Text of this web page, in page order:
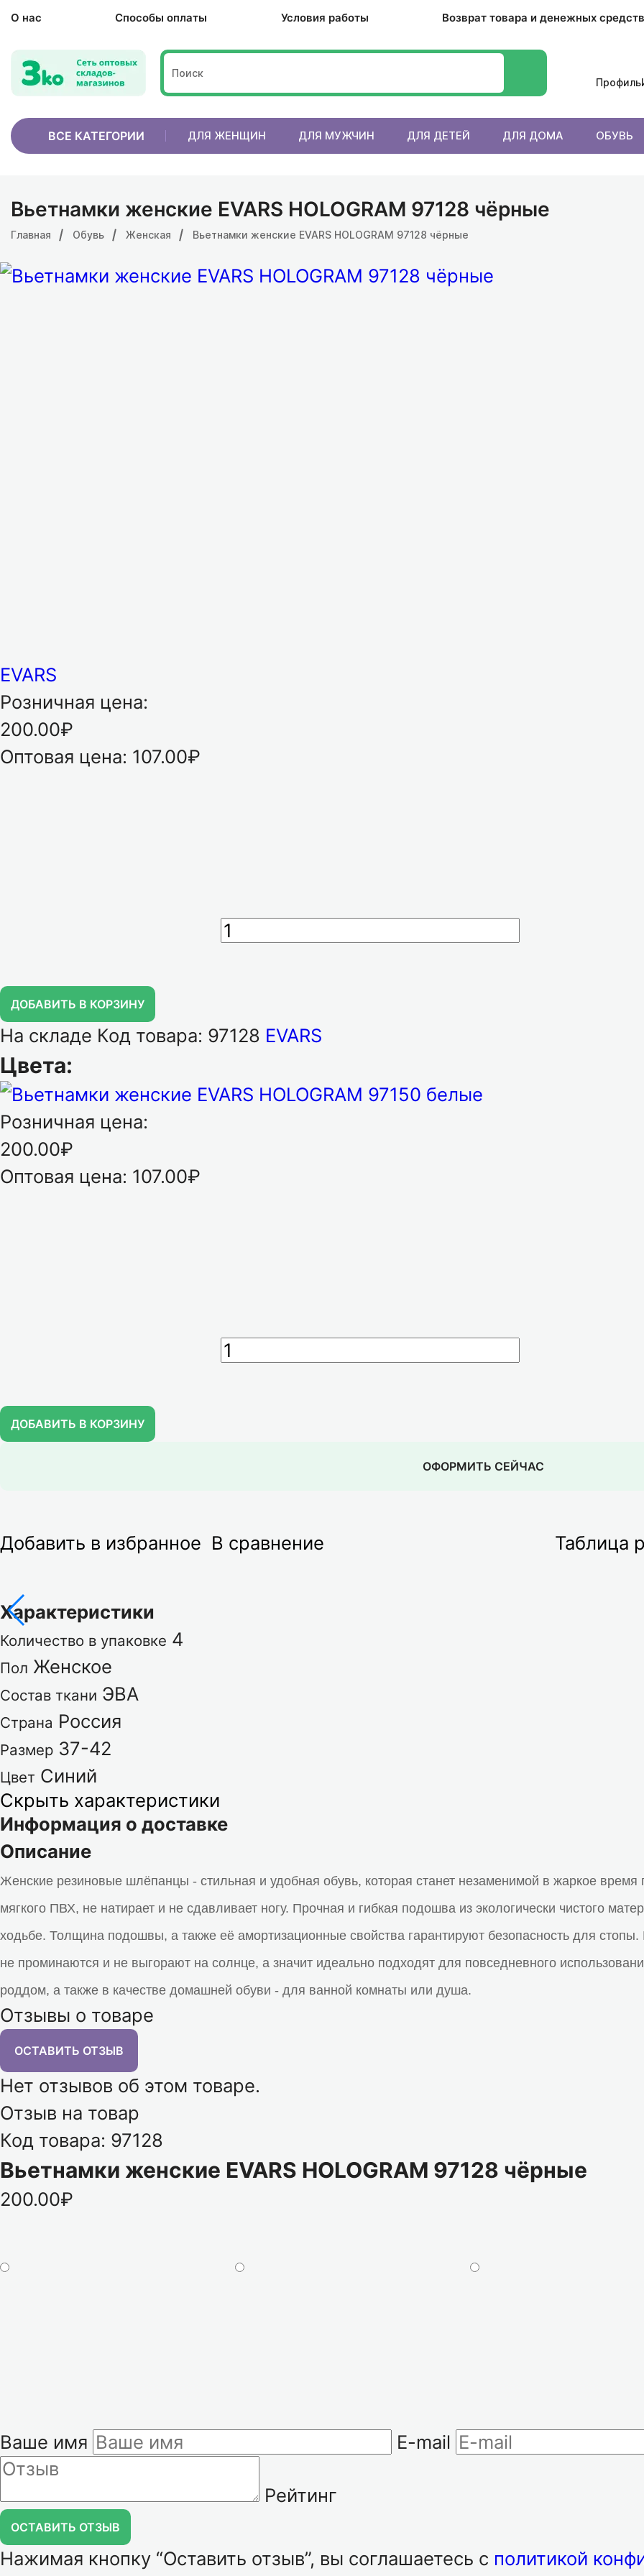
О нас Способы оплаты Условия работы Возврат товара и денежных средств
Профиль
ВСЕ КАТЕГОРИИ ДЛЯ ЖЕНЩИН ДЛЯ МУЖЧИН ДЛЯ ДЕТЕЙ ДЛЯ ДОМА ОБУВЬ
Вьетнамки женские EVARS HOLOGRAM 97128 чёрные
Главная Обувь Женская Вьетнамки женские EVARS HOLOGRAM 97128 чёрные
EVARS
Розничная цена:
200.00₽
Оптовая цена: 107.00₽
ДОБАВИТЬ В КОРЗИНУ
На складе Код товара: 97128 EVARS
Цвета:
Розничная цена:
200.00₽
Оптовая цена: 107.00₽
ДОБАВИТЬ В КОРЗИНУ
ОФОРМИТЬ СЕЙЧАС
Добавить в избранное В сравнение Таблица
Характеристики
Количество в упаковке 4
Пол Женское
Состав ткани ЭВА
Страна Россия
Размер 37-42
Цвет Синий
Скрыть характеристики
Информация о доставке
Описание
Женские резиновые шлёпанцы - стильная и удобная обувь, которая станет незаменимой в жаркое
мягкого ПВХ, не натирает и не сдавливает ногу. Прочная и гибкая подошва из экологически чистого
ходьбе. Толщина подошвы, а также её амортизационные свойства гарантируют безопасность для
не проминаются и не выгорают на солнце, а значит идеально подходят для повседневного
роддом, а также в качестве домашней обуви - для ванной комнаты или душа.
Отзывы о товаре
ОСТАВИТЬ ОТЗЫВ
Нет отзывов об этом товаре.
Отзыв на товар
Код товара: 97128
Вьетнамки женские EVARS HOLOGRAM 97128 чёрные
200.00₽
Ваше имя E-mail
Рейтинг
ОСТАВИТЬ ОТЗЫВ
Нажимая кнопку “Оставить отзыв”, вы соглашаетесь с политикой